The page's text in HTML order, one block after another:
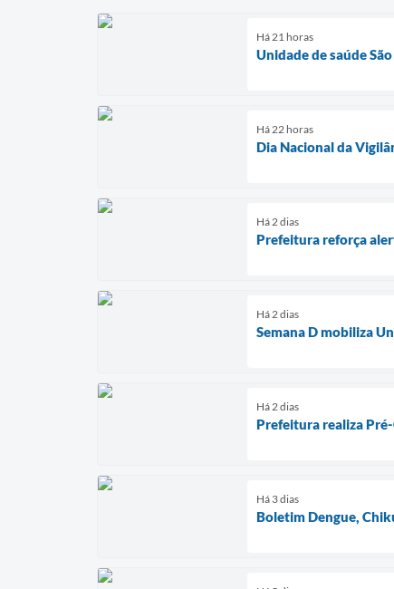
Há 21 horas
Unidade de saúde
Há 22 horas
Dia Nacional da
Há 2 dias
Prefeitura reforça
Há 2 dias
Semana D mobiliza
Há 2 dias
Prefeitura realiza
Há 3 dias
Boletim Dengue,